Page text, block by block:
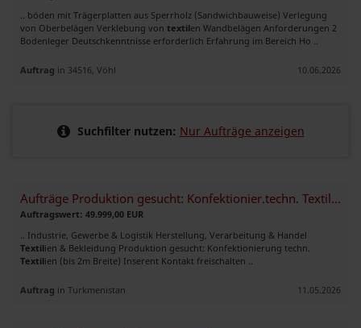
.. böden mit Trägerplatten aus Sperrholz (Sandwichbauweise) Verlegung
von Oberbelägen Verklebung von textilen Wandbelägen Anforderungen 2
Bodenleger Deutschkenntnisse erforderlich Erfahrung im Bereich Ho ..
Auftrag in 34516, Vöhl 10.06.2026
Suchfilter nutzen: Nur Aufträge anzeigen
Aufträge Produktion gesucht: Konfektionier.techn. Textilien (bis 2m
Auftragswert: 49.999,00 EUR
.. Industrie, Gewerbe & Logistik Herstellung, Verarbeitung & Handel
Textilien & Bekleidung Produktion gesucht: Konfektionierung techn.
Textilien (bis 2m Breite) Inserent Kontakt freischalten ..
Auftrag in Turkmenistan 11.05.2026